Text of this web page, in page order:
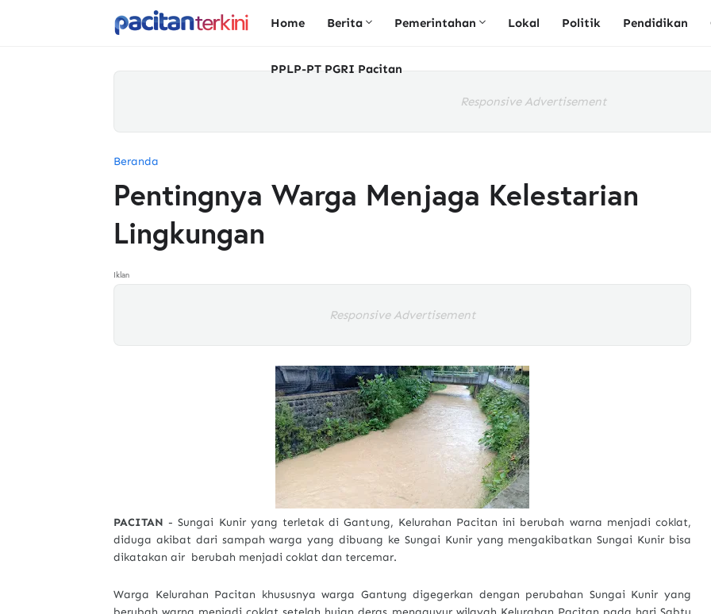
Home Berita Pemerintahan Lokal Politik Pendidikan
PPLP-PT PGRI Pacitan
Responsive Advertisement
Beranda
Pentingnya Warga Menjaga Kelestarian
Lingkungan
Iklan
Responsive Advertisement
PACITAN - Sungai Kunir yang terletak di Gantung, Kelurahan Pacitan ini berubah warna menjadi coklat,
diduga akibat dari sampah warga yang dibuang ke Sungai Kunir yang mengakibatkan Sungai Kunir bisa
dikatakan air berubah menjadi coklat dan tercemar.
Warga Kelurahan Pacitan khususnya warga Gantung digegerkan dengan perubahan Sungai Kunir yang